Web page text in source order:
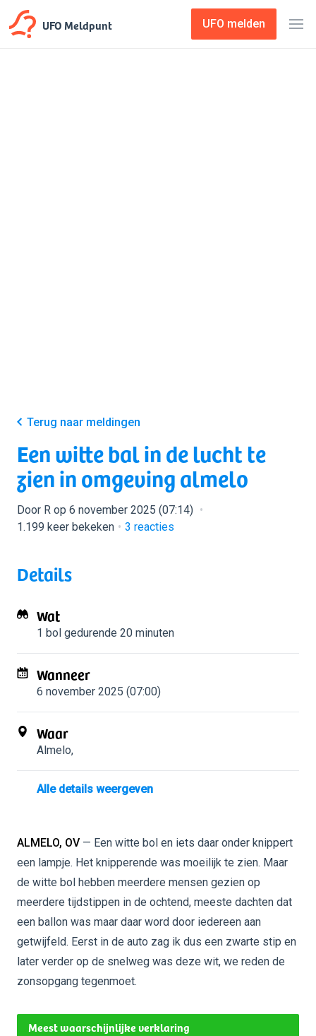
UFO Meldpunt UFO melden
Terug naar meldingen
Een witte bal in de lucht te
zien in omgeving almelo
Door R op 6 november 2025 (07:14)
1.199 keer bekeken
3 reacties
Details
Wat
1 bol gedurende 20 minuten
Wanneer
6 november 2025 (07:00)
Waar
Almelo,
Alle details weergeven
ALMELO, OV — Een witte bol en iets daar onder knippert
een lampje. Het knipperende was moeilijk te zien. Maar
de witte bol hebben meerdere mensen gezien op
meerdere tijdstippen in de ochtend, meeste dachten dat
een ballon was maar daar word door iedereen aan
getwijfeld. Eerst in de auto zag ik dus een zwarte stip en
later verder op de snelweg was deze wit, we reden de
zonsopgang tegenmoet.
Meest waarschijnlijke verklaring